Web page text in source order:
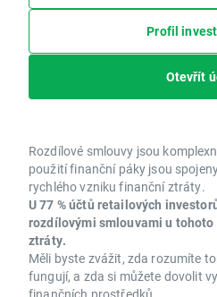
Profil
Otevřít
Rozdílové smlouvy jsou
použití finanční páky jsou
rychlého vzniku finanční ztráty.
U 77 % účtů retailových
rozdílovými smlouvami u
ztráty.
Měli byste zvážit, zda rozumíte
fungují, a zda si můžete dovolit